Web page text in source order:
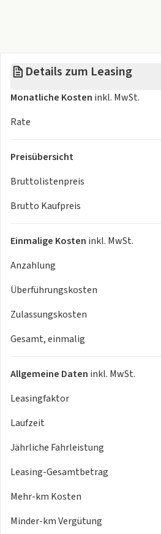
Spurverfolgungsassistent (LTA)
Spurhalteassistent (LDA), mit
Türverriegelung, Kindersicherung
E-Call System
Pre-Collision-System,
Rücksitzbelegungserinnerung
Nothaltassistent
Toyota Safety Sense
Pre-Collision System:
Airbag, Beifahrer/Fahrer zentral
Geschwindigkeitsbegrenzer
Exterieur
Außenspiegel, elektrisch einstellbar
Radhausleisten, schwarz
Dachreling, schwarz
Antenne DAB
Batterie & Laden
Details zum Leasing
Monatliche Kosten inkl. MwSt.
Rate
Preisübersicht
Bruttolistenpreis
Brutto Kaufpreis
Einmalige Kosten inkl. MwSt.
Anzahlung
Überführungskosten
Zulassungskosten
Gesamt, einmalig
Allgemeine Daten inkl. MwSt.
Leasingfaktor
Laufzeit
Jährliche Fahrleistung
Leasing-Gesamtbetrag
Mehr-km Kosten
Minder-km Vergütung